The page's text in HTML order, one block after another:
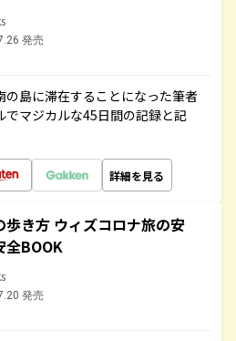
発売
の島に滞在することになった筆者
マジカルな45日間の記録と記
詳細を見る
歩き方 ウィズコロナ旅の安
全BOOK
発売